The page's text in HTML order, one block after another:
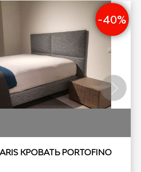
-40%
КРОВАТЬ PORTOFINO